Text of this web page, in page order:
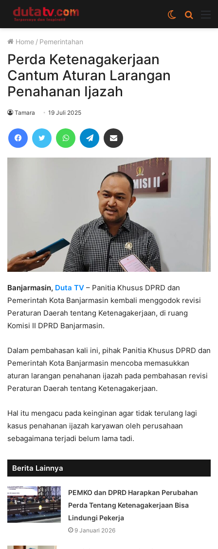
Cari
berita
Switch
skin
Home / Pemerintahan
Perda Ketenagakerjaan
Cantum Aturan Larangan
Penahanan Ijazah
Tamara 19 Juli 2025
FacebookTwitter WhatsAppTelegram
Banjarmasin, Duta TV – Panitia Khusus DPRD dan
Pemerintah Kota Banjarmasin kembali menggodok revisi
Peraturan Daerah tentang Ketenagakerjaan, di ruang
Komisi II DPRD Banjarmasin.
Dalam pembahasan kali ini, pihak Panitia Khusus DPRD dan
Pemerintah Kota Banjarmasin mencoba memasukkan
aturan larangan penahanan ijazah pada pembahasan revisi
Peraturan Daerah tentang Ketenagakerjaan.
Hal itu mengacu pada keinginan agar tidak terulang lagi
kasus penahanan ijazah karyawan oleh perusahaan
sebagaimana terjadi belum lama tadi.
Berita Lainnya
PEMKO dan DPRD Harapkan Perubahan
Perda Tentang Ketenagakerjaan Bisa
Lindungi Pekerja
9 Januari 2026